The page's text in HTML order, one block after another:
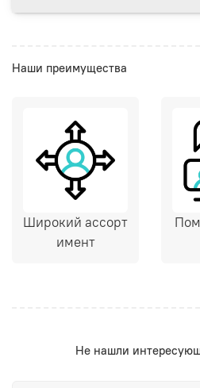
Наши преимущества
Широкий ассорт
имент
Не нашли